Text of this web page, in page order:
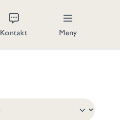
Kontakt Meny